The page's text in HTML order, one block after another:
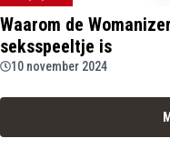
Waarom de
seksspeeltje is
10 november 2024